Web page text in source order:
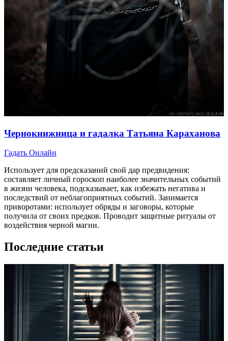
Чернокнижница и гадалка Татьяна Караханова
Гадать Онлайн
Использует для предсказаний свой дар предвидения:
составляет личный гороскоп наиболее значительных событий
в жизни человека, подсказывает, как избежать негатива и
последствий от неблагоприятных событий. Занимается
приворотами: использует обряды и заговоры, которые
получила от своих предков. Проводит защитные ритуалы от
воздействия черной магии.
Последние статьи